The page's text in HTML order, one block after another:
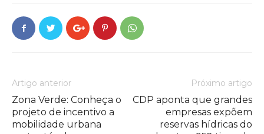
Artigo anterior
Zona Verde: Conheça o
projeto de incentivo a
mobilidade urbana
Próximo artigo
CDP aponta que grandes
empresas expõem
reservas hídricas do